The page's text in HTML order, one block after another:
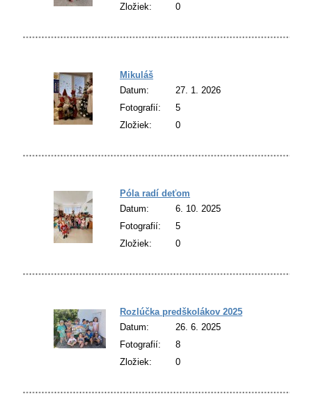
Zložiek:
0
Mikuláš
Datum:
27. 1. 2026
Fotografií:
5
Zložiek:
0
Póla radí deťom
Datum:
6. 10. 2025
Fotografií:
5
Zložiek:
0
Rozlúčka predškolákov 2025
Datum:
26. 6. 2025
Fotografií:
8
Zložiek:
0